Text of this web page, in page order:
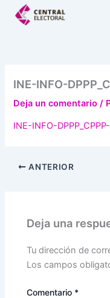
INE-INFO-
Deja un comentario /
INE-INFO-DPPP_CPPP-
ANTERIOR
Deja una
Tu dirección de
Los campos
Comentario *